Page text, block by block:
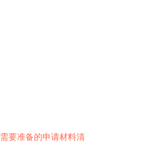
要准备的申请材料清